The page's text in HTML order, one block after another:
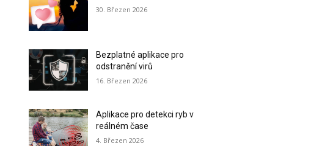
30. Březen 2026
Bezplatné aplikace pro
odstranění virů
16. Březen 2026
Aplikace pro detekci ryb v
reálném čase
4. Březen 2026